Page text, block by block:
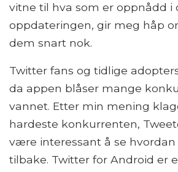
vitne til hva som er oppnådd i
oppdateringen, gir meg håp
dem snart nok.
Twitter fans og tidlige
da appen blåser mange
vannet. Etter min mening
hardeste konkurrenten,
være interessant å se
tilbake. Twitter for Android er